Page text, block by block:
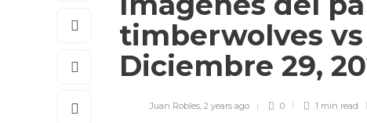
timberwolves
Diciembre 29,
Juan Robles, 2 years ago 0 1 min read